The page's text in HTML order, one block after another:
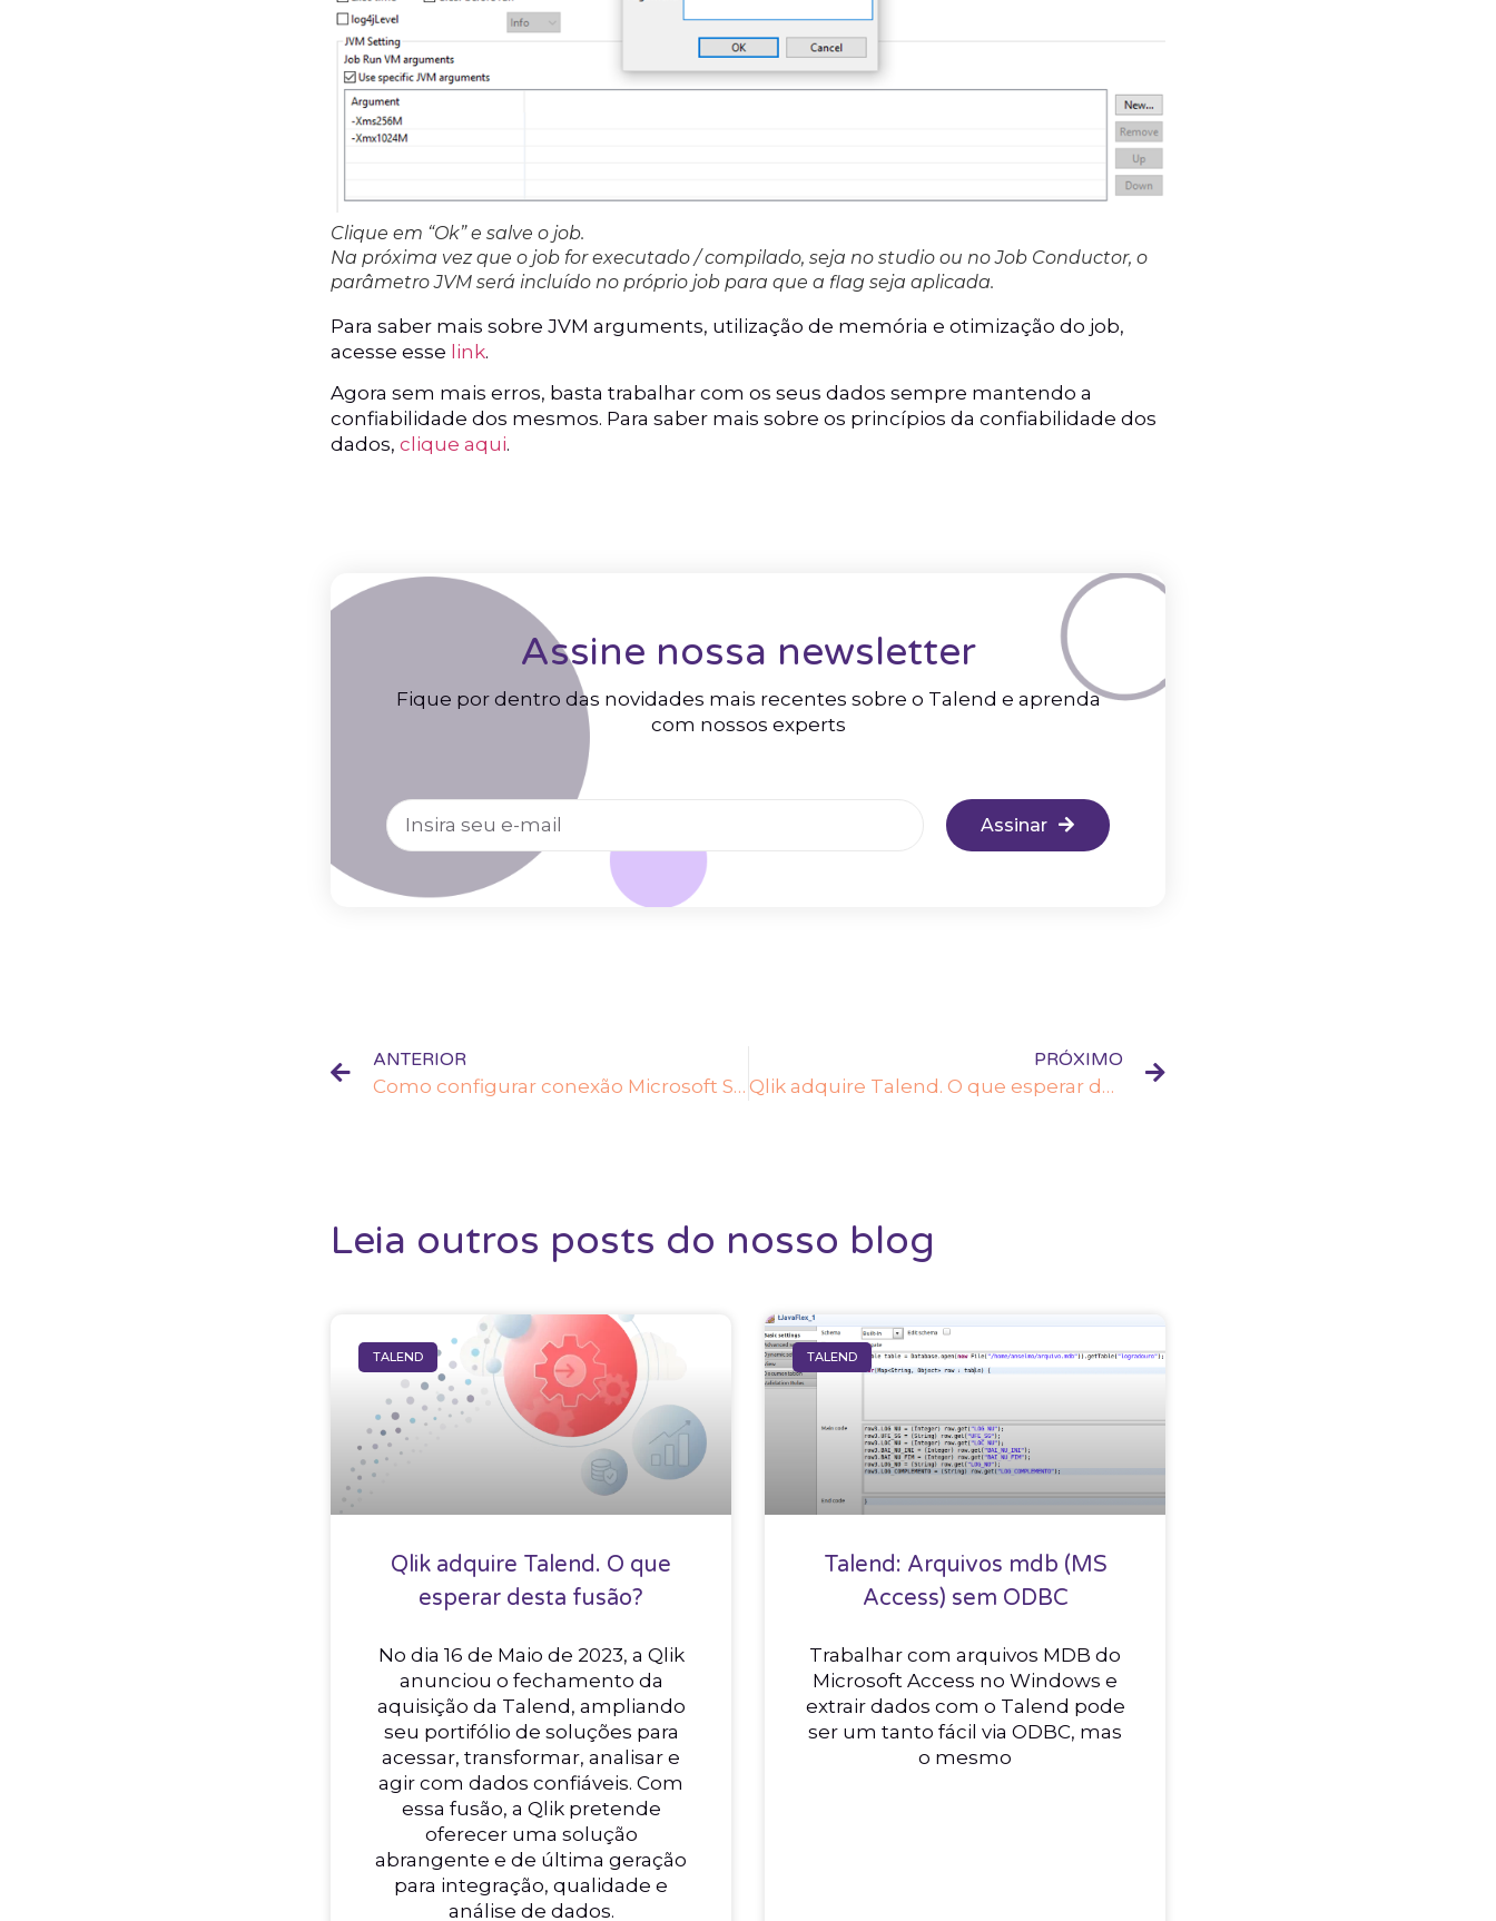
Clique em “Ok” e salve o job.
Na próxima vez que o job for executado / compilado, seja no studio ou no Job Conductor, o
parâmetro JVM será incluído no próprio job para que a flag seja aplicada.
Para saber mais sobre JVM arguments, utilização de memória e otimização do job,
acesse esse link.
Agora sem mais erros, basta trabalhar com os seus dados sempre mantendo a
confiabilidade dos mesmos. Para saber mais sobre os princípios da confiabilidade dos
dados, clique aqui.
Assine nossa newsletter
Fique por dentro das novidades mais recentes sobre o Talend e aprenda
com nossos experts
Assinar
ANTERIOR
Como configurar conexão Microsoft SQL Server com autenticação integrada no Talend Studio
PRÓXIMO
Qlik adquire Talend. O que esperar desta fusão?
Leia outros posts do nosso blog
TALEND
Qlik adquire Talend. O que
esperar desta fusão?
No dia 16 de Maio de 2023, a Qlik
anunciou o fechamento da
aquisição da Talend, ampliando
seu portifólio de soluções para
acessar, transformar, analisar e
agir com dados confiáveis. Com
essa fusão, a Qlik pretende
oferecer uma solução
abrangente e de última geração
para integração, qualidade e
análise de dados.
TALEND
Talend: Arquivos mdb (MS
Access) sem ODBC
Trabalhar com arquivos MDB do
Microsoft Access no Windows e
extrair dados com o Talend pode
ser um tanto fácil via ODBC, mas
o mesmo